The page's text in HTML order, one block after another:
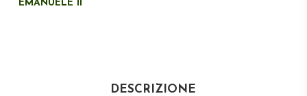
EMANUELE II
DESCRIZIONE